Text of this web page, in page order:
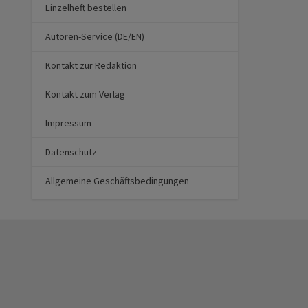
Einzelheft bestellen
Autoren-Service (DE/EN)
Kontakt zur Redaktion
Kontakt zum Verlag
Impressum
Datenschutz
Allgemeine Geschäftsbedingungen